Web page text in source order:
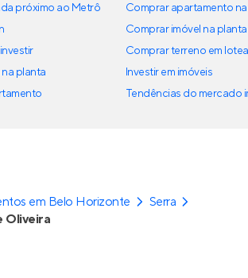
próximo ao Metrô
planta
Comprar apartamento
Comprar imóvel na planta
Comprar terreno em
Investir em imóveis
Tendências do mercado
em Belo Horizonte
Serra
Oliveira